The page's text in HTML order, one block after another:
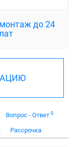
до 24
Вопрос - Ответ 0
Рассрочка